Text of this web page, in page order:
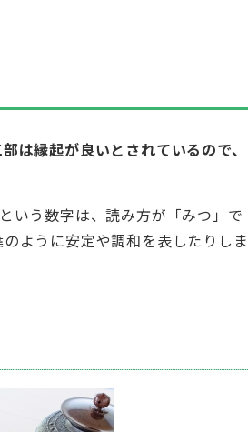
は縁起が良いとされているので、
いう数字は、読み方が「みつ」で
ように安定や調和を表したりしま